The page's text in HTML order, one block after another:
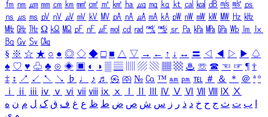
㎙ ㎚ ㎛ ㎜ ㎝ ㎞ ㎟ ㎠ ㎡ ㎢ ㏊ ㎍ ㎎ ㎏ ㏏ ㎈ ㎉ ㏈ ㎧ ㎨ ㎰
㎱ ㎲ ㎳ ㎴ ㎵ ㎶ ㎷ ㎸ ㎹ ㎀ ㎁ ㎂ ㎃ ㎄ ㎺ ㎻ ㎽ ㎾ ㎿ ㎐ ㎑
㎒ ㎓ ㎔ Ω ㏀ ㏁ ㎊ ㎋ ㎌ ㏖ ㏅ ㎭ ㎮ ㎯ ㏛ ㎩ ㎪ ㎫ ㎬ ㏝ ㏐
㏓
㏃ ㏉ ㏜ ㏆
§ ※ ☆ ★ ○ ● ◎ ◇ ◆ □ ■ △ ▽ → ← ↑ ↓ ↔ 〓 ◁ ◀ ▷ ▶ ♤
♠ ♡ ♥ ♧ ♣ ⊙ ◈ ▣ ◐ ◑ ▒ ▤ ▨ ▧ ▦ ▩ ♨ ☏ ☎ ☜ ☞ ¶ †
‡ ↕ ↗ ↙ ↖ ↘ ♭ ♩ ♪ ♬ ㉿ ㈜ № ㏇ ™ ㏂ ㏘ ℡ ＃ ＆ ＊ ＠ ª º
ⅰ
ⅱ ⅲ ⅳ ⅴ ⅵ ⅶ ⅷ ⅸ ⅹ Ⅳ Ⅴ Ⅵ Ⅶ Ⅷ Ⅸ Ⅹ
ب ت ث ج ح خ د ذ ر ز س ش ص ض ط ظ ع غ ف ق ک ل م ن ه